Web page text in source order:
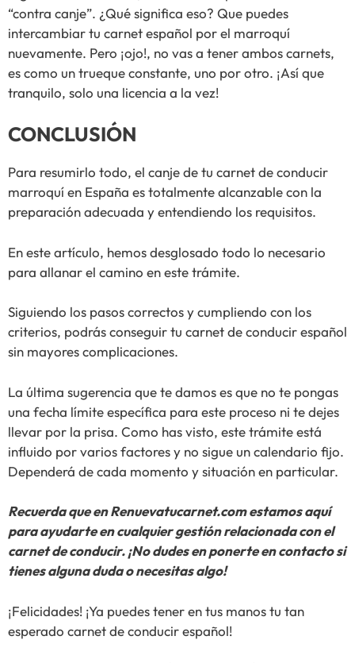
“contra canje”. ¿Qué significa eso? Que puedes
intercambiar tu carnet español por el marroquí
nuevamente. Pero ¡ojo!, no vas a tener ambos carnets,
es como un trueque constante, uno por otro. ¡Así que
tranquilo, solo una licencia a la vez!
CONCLUSIÓN
Para resumirlo todo, el canje de tu carnet de conducir
marroquí en España es totalmente alcanzable con la
preparación adecuada y entendiendo los requisitos.
En este artículo, hemos desglosado todo lo necesario
para allanar el camino en este trámite.
Siguiendo los pasos correctos y cumpliendo con los
criterios, podrás conseguir tu carnet de conducir español
sin mayores complicaciones.
La última sugerencia que te damos es que no te pongas
una fecha límite específica para este proceso ni te dejes
llevar por la prisa. Como has visto, este trámite está
influido por varios factores y no sigue un calendario fijo.
Dependerá de cada momento y situación en particular.
Recuerda que en Renuevatucarnet.com estamos aquí
para ayudarte en cualquier gestión relacionada con el
carnet de conducir. ¡No dudes en ponerte en contacto si
tienes alguna duda o necesitas algo!
¡Felicidades! ¡Ya puedes tener en tus manos tu tan
esperado carnet de conducir español!